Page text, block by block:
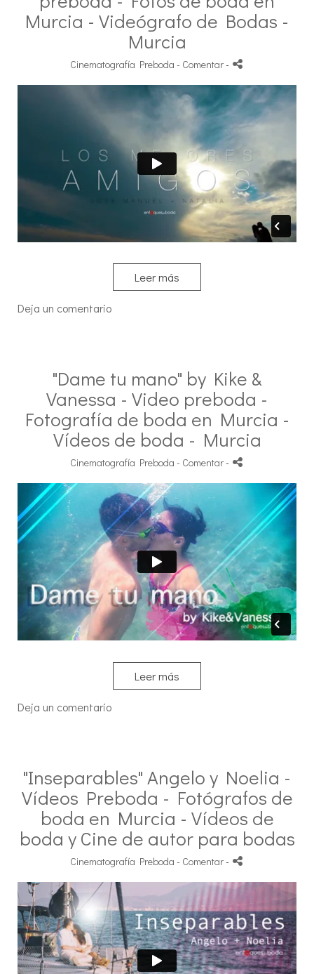
Murcia - Videógrafo de Bodas -
Murcia
Cinematografía Preboda - Comentar-
Leer más
Deja un comentario
"Dame tu mano" by Kike &
Vanessa - Video preboda -
Fotografía de boda en Murcia -
Vídeos de boda - Murcia
Cinematografía Preboda - Comentar-
Leer más
Deja un comentario
"Inseparables" Angelo y Noelia -
Vídeos Preboda - Fotógrafos de
boda en Murcia - Vídeos de
boda y Cine de autor para bodas
Cinematografía Preboda - Comentar-